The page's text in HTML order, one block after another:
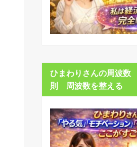
ひまわりさんの周波
則 周波数を整える